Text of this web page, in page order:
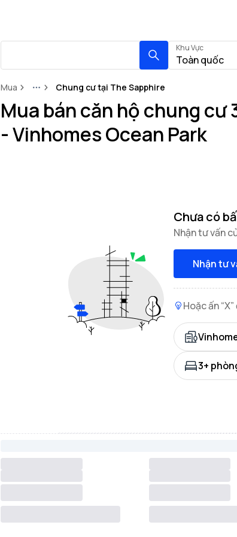
Khu Vực
Toàn quốc
Mua MoreChung cư tại The Sapphire
Mua bán căn hộ chung cư
- Vinhomes Ocean Park
Chưa có
Nhận tư vấn
Nhận tư
Hoặc ấn
3+